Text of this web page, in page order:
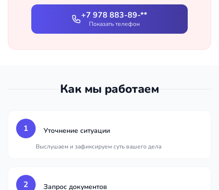
+7 978 883-89-**
Показать телефон
Как мы работаем
1 Уточнение ситуации
Выслушаем и зафиксируем суть вашего дела
2 Запрос документов